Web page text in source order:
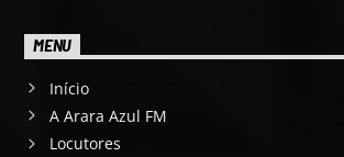
MENU
Início
A Arara Azul FM
Locutores